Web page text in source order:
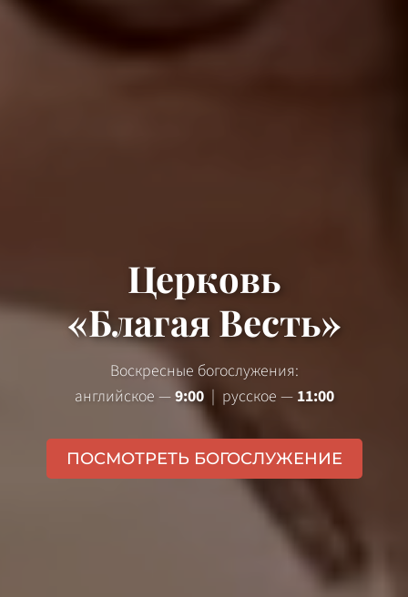
Церковь
«Благая Весть»
Воскресные богослужения:
английское —9:00| русское — 11:00
ПОСМОТРЕТЬ БОГОСЛУЖЕНИЕ